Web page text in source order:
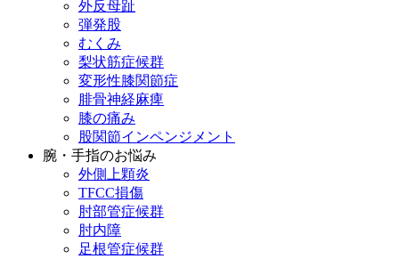
外反母趾
弾発股
むくみ
梨状筋症候群
変形性膝関節症
腓骨神経麻痺
膝の痛み
股関節インペンジメント
腕・手指のお悩み
外側上顆炎
TFCC損傷
肘部管症候群
肘内障
足根管症候群